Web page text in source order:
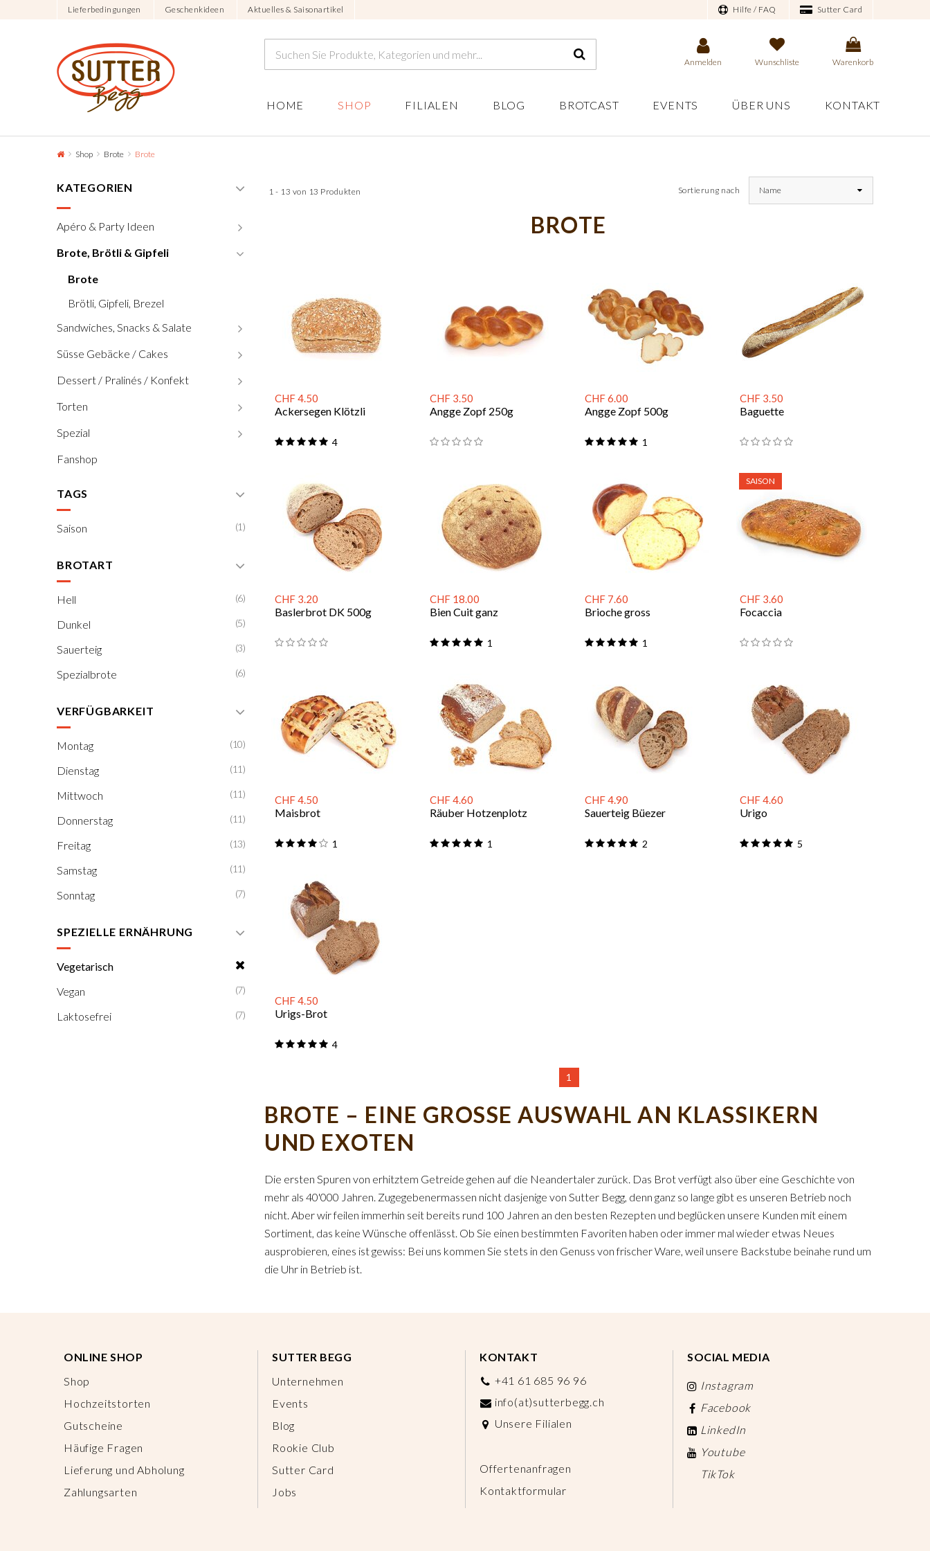
Lieferbedingungen Geschenkideen Aktuelles & Saisonartikel Hilfe / FAQ Sutter Card
Anmelden Wunschliste Warenkorb
HOME SHOP FILIALEN BLOG BROTCAST EVENTS ÜBER UNS KONTAKT
Shop Brote Brote
KATEGORIEN
Apéro & Party Ideen
Brote, Brötli & Gipfeli
Brote
Brötli, Gipfeli, Brezel
Sandwiches, Snacks & Salate
Süsse Gebäcke / Cakes
Dessert / Pralinés / Konfekt
Torten
Spezial
Fanshop
TAGS
Saison (1)
BROTART
Hell (6)
Dunkel (5)
Sauerteig (3)
Spezialbrote (6)
VERFÜGBARKEIT
Montag (10)
Dienstag (11)
Mittwoch (11)
Donnerstag (11)
Freitag (13)
Samstag (11)
Sonntag (7)
SPEZIELLE ERNÄHRUNG
Vegetarisch
Vegan
(7)
Laktosefrei (7)
1 - 13 von 13 Produkten Sortierung nach Name
BROTE
CHF 4.50
Ackersegen Klötzli
4
CHF 3.50
Angge Zopf 250g
CHF 6.00
Angge Zopf 500g
1
CHF 3.50
Baguette
CHF 3.20
Baslerbrot DK 500g
CHF 18.00
Bien Cuit ganz
1
CHF 7.60
Brioche gross
1
CHF 3.60
Focaccia
SAISON
CHF 4.50
Maisbrot
1
CHF 4.60
Räuber Hotzenplotz
1
CHF 4.90
Sauerteig Büezer
2
CHF 4.60
Urigo
5
CHF 4.50
Urigs-Brot
4
1
BROTE – EINE GROSSE AUSWAHL AN KLASSIKERN
UND EXOTEN
Die ersten Spuren von erhitztem Getreide gehen auf die Neandertaler zurück. Das Brot verfügt also über eine Geschichte von
mehr als 40'000 Jahren. Zugegebenermassen nicht dasjenige von Sutter Begg, denn ganz so lange gibt es unseren Betrieb noch
nicht. Aber wir feilen immerhin seit bereits rund 100 Jahren an den besten Rezepten und beglücken unsere Kunden mit einem
Sortiment, das keine Wünsche offenlässt. Ob Sie einen bestimmten Favoriten haben oder immer mal wieder etwas Neues
ausprobieren, eines ist gewiss: Bei uns kommen Sie stets in den Genuss von frischer Ware, weil unsere Backstube beinahe rund um
die Uhr in Betrieb ist.
ONLINE SHOP
Shop
Hochzeitstorten
Gutscheine
Häufige Fragen
Lieferung und Abholung
Zahlungsarten
SUTTER BEGG
Unternehmen
Events
Blog
Rookie Club
Sutter Card
Jobs
KONTAKT
+41 61 685 96 96
info(at)sutterbegg.ch
Unsere Filialen
Offertenanfragen
Kontaktformular
SOCIAL MEDIA
Instagram
Facebook
LinkedIn
Youtube
TikTok